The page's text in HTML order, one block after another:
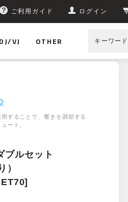
ご利用ガイド ログイン
DJ/VJ OTHER キーワー
することで、響きを調節する
ート。
ブルセット
）